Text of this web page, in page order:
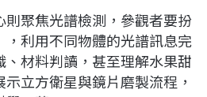
聚焦光譜檢測，參觀者要扮
利用不同物體的光譜訊息完
材料判讀，甚至理解水果甜
立方衛星與鏡片磨製流程，